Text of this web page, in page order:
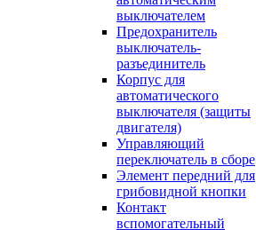
выключателем
Предохранитель
выключатель-
разъединитель
Корпус для
автоматического
выключателя (защиты
двигателя)
Управляющий
переключатель в сборе
Элемент передний для
грибовидной кнопки
Контакт
вспомогательный